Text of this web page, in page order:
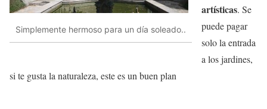
Simplemente hermoso para un día soleado..
artísticas. Se
puede pagar
solo la entrada
a los jardines,
si te gusta la naturaleza, este es un buen plan